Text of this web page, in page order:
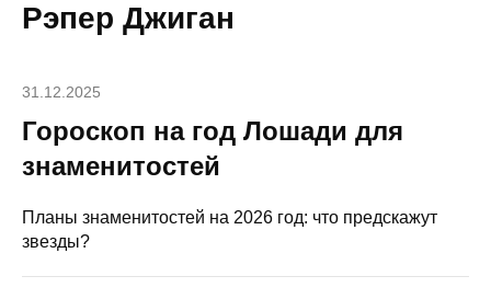
Рэпер Джиган
31.12.2025
Гороскоп на год Лошади для
знаменитостей
Планы знаменитостей на 2026 год: что предскажут
звезды?